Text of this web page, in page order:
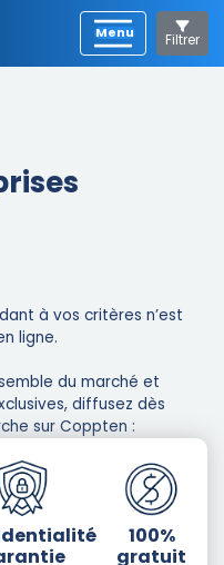
Filtrer
à vos critères n’est
ligne.
du marché et
diffusez dès
sur Coppten :
100%
gratuit